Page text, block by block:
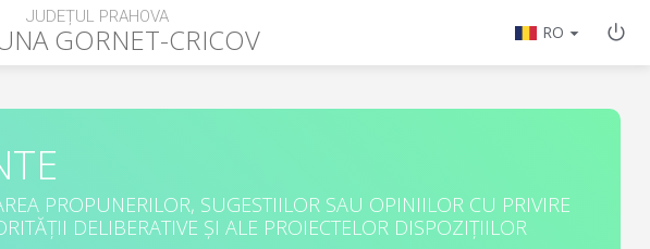
JUDEȚUL PRAHOVA
GORNET-CRICOV RO
PROPUNERILOR, SUGESTIILOR SAU OPINIILOR CU PRIVIRE
DELIBERATIVE ȘI ALE PROIECTELOR DISPOZIȚIILOR